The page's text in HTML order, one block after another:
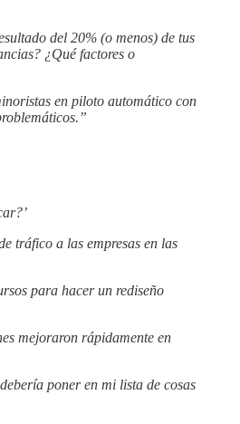
del 20% (o menos) de tus
¿Qué factores o
en piloto automático con
tráfico a las empresas en las
para hacer un rediseño
mejoraron rápidamente en
poner en mi lista de cosas